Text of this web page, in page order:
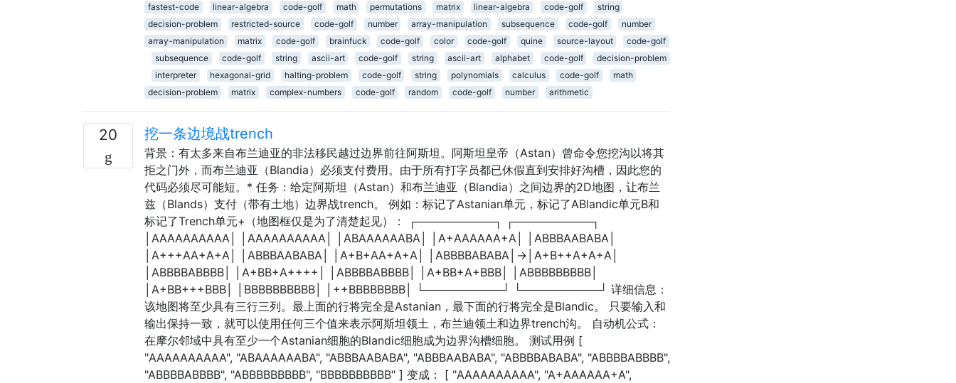
fastest-code
linear-algebra code-golf math permutations matrix linear-algebra code-golf
string
decision-problem
restricted-source code-golf number array-manipulation subsequence code-golf
number
array-manipulation
matrix code-golf brainfuck code-golf color code-golf quine source-layout
code-golf
subsequence
code-golf string ascii-art code-golf string ascii-art alphabet code-golf
decision-problem
interpreter
hexagonal-grid halting-problem code-golf string polynomials calculus code-golf
math
decision-problem
matrix complex-numbers code-golf random code-golf number arithmetic
20 挖一条边境战trench
背景：有太多来自布兰迪亚的非法移民越过边界前往阿斯坦。阿斯坦皇帝（Astan）曾命令您挖沟以将其
拒之门外，而布兰迪亚（Blandia）必须支付费用。由于所有打字员都已休假直到安排好沟槽，因此您的
代码必须尽可能短。* 任务：给定阿斯坦（Astan）和布兰迪亚（Blandia）之间边界的2D地图，让布兰
兹（Blands）支付（带有土地）边界战trench。 例如：标记了Astanian单元，标记了ABlandic单元B和
标记了Trench单元+（地图框仅是为了清楚起见）： ┌──────────┐ ┌──────────┐
│AAAAAAAAAA│ │AAAAAAAAAA│ │ABAAAAAABA│ │A+AAAAAA+A│ │ABBBAABABA│
│A+++AA+A+A│ │ABBBAABABA│ │A+B+AA+A+A│ │ABBBBABABA│→│A+B++A+A+A│
│ABBBBABBBB│ │A+BB+A++++│ │ABBBBABBBB│ │A+BB+A+BBB│ │ABBBBBBBBB│
│A+BB+++BBB│ │BBBBBBBBBB│ │++BBBBBBBB│ └──────────┘ └──────────┘ 详细信息：
该地图将至少具有三行三列。最上面的行将完全是Astanian，最下面的行将完全是Blandic。 只要输入和
输出保持一致，就可以使用任何三个值来表示阿斯坦领土，布兰迪领土和边界trench沟。 自动机公式：
在摩尔邻域中具有至少一个Astanian细胞的Blandic细胞成为边界沟槽细胞。 测试用例 [
"AAAAAAAAAA", "ABAAAAAABA", "ABBBAABABA", "ABBBAABABA", "ABBBBABABA", "ABBBBABBBB",
"ABBBBABBBB", "ABBBBBBBBB", "BBBBBBBBBB" ] 变成： [ "AAAAAAAAAA", "A+AAAAAA+A",